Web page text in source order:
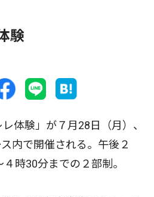
験
体験」が７月28日（月）、
内で開催される。午後２
時30分までの２部制。